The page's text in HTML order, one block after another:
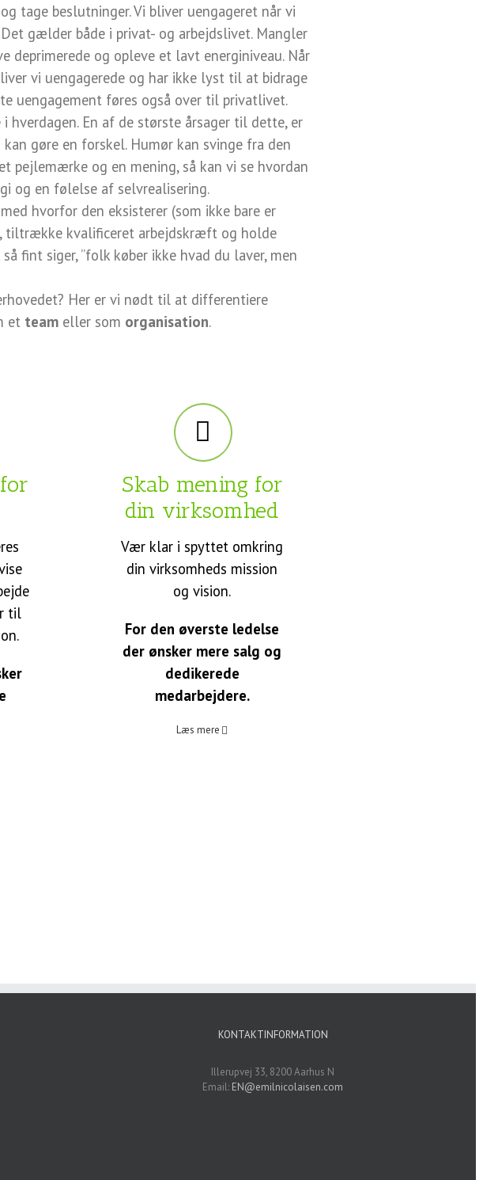
tage beslutninger. Vi bliver uengageret når vi
gælder både i privat- og arbejdslivet. Mangler
og opleve et lavt energiniveau. Når
vi uengagerede og har ikke lyst til at bidrage
uengagement føres også over til privatlivet.
En af de største årsager til dette, er
gøre en forskel. Humør kan svinge fra den
pejlemærke og en mening, så kan vi se hvordan
og en følelse af selvrealisering.
hvorfor den eksisterer (som ikke bare er
tiltrække kvalificeret arbejdskræft og holde
fint siger, ”folk køber ikke hvad du laver, men
Her er vi nødt til at differentiere
et team eller som organisation.
til
Skab mening for
din virksomhed
Vær klar i spyttet omkring
din virksomheds mission
og vision.
For den øverste ledelse
der ønsker mere salg og
dedikerede
medarbejdere.
Læs mere
KONTAKTINFORMATION
Illerupvej 33, 8200 Aarhus N
Email: EN@emilnicolaisen.com